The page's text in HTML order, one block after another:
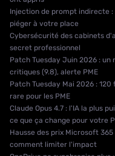
Injection de prompt indirecte
piéger à votre place
Cybersécurité des cabinets
secret professionnel
Patch Tuesday Juin 2026 :
critiques (9.8), alerte PME
Patch Tuesday Mai 2026 :
rare pour les PME
Claude Opus 4.7 : l'IA la plus
ce que ça change pour votre
Hausse des prix Microsoft
comment limiter l'impact